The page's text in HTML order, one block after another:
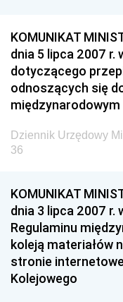
KOMUNIKAT
dnia 5 lipca 2007
dotyczącego
odnoszących się
Dziennik Urzędowy
36
KOMUNIKAT
dnia 3 lipca 2007 r.
Regulaminu
koleją materiałów
stronie
Kolejowego